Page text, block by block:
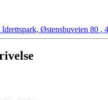
Østensbuveien 80 ,